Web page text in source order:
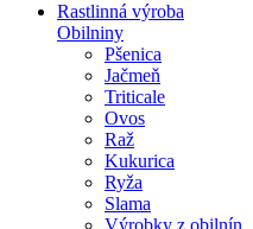
Rastlinná výroba
Obilniny
Pšenica
Jačmeň
Triticale
Ovos
Raž
Kukurica
Ryža
Slama
Výrobky z obilnín